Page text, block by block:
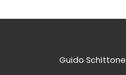
Guido Schittone